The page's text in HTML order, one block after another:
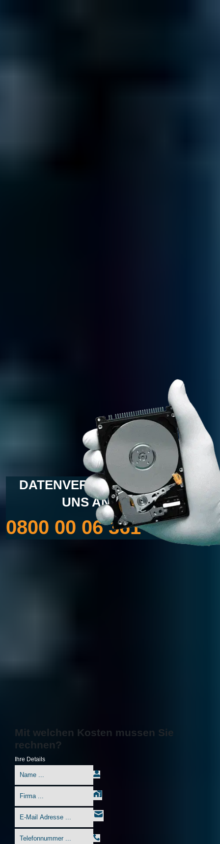
DATENVERLUST? RUFEN SIE
UNS AN UNTER
0800 00 06 361
Mit welchen Kosten mussen Sie
rechnen?
Ihre Details